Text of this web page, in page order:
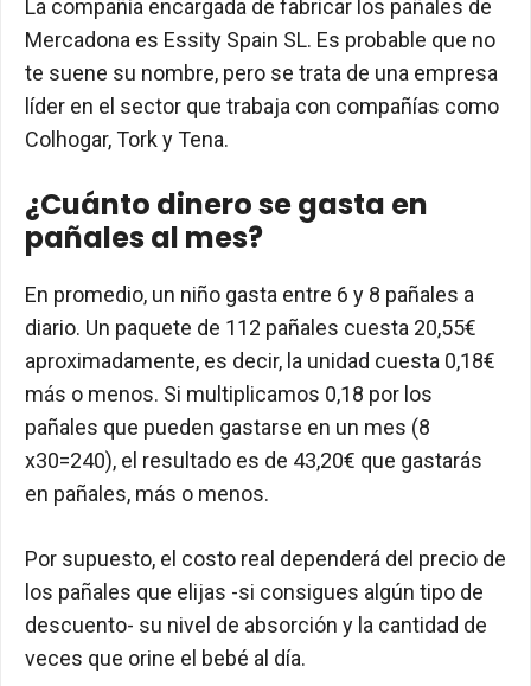
La compañía encargada de fabricar los pañales de
Mercadona es Essity Spain SL. Es probable que no
te suene su nombre, pero se trata de una empresa
líder en el sector que trabaja con compañías como
Colhogar, Tork y Tena.
¿Cuánto dinero se gasta en
pañales al mes?
En promedio, un niño gasta entre 6 y 8 pañales a
diario. Un paquete de 112 pañales cuesta 20,55€
aproximadamente, es decir, la unidad cuesta 0,18€
más o menos. Si multiplicamos 0,18 por los
pañales que pueden gastarse en un mes (8
x30=240), el resultado es de 43,20€ que gastarás
en pañales, más o menos.
Por supuesto, el costo real dependerá del precio de
los pañales que elijas -si consigues algún tipo de
descuento- su nivel de absorción y la cantidad de
veces que orine el bebé al día.